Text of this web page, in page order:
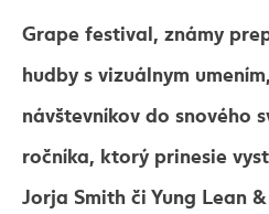
Grape festival, známy
hudby s vizuálnym
návštevníkov do snového
ročníka, ktorý prinesie
Jorja Smith či Yung Lean